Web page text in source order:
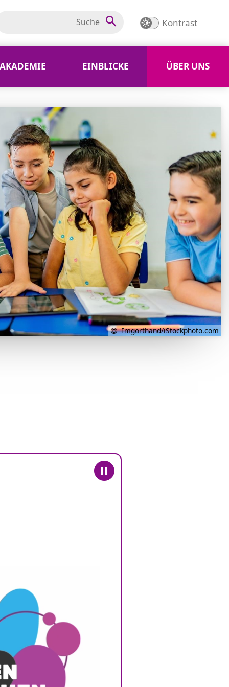
Kontrast
AKADEMIE EINBLICKE ÜBER UNS
Imgorthand/iStockphoto.com